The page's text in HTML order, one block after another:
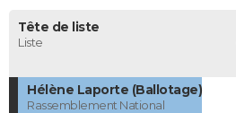
Tête de liste
Liste
Hélène Laporte (Ballotage)
Rassemblement National